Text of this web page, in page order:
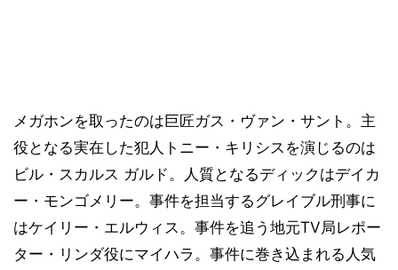
メガホンを取ったのは巨匠ガス・ヴァン・サント。主
役となる実在した犯人トニー・キリシスを演じるのは
ビル・スカルス ガルド。人質となるディックはデイカ
ー・モンゴメリー。事件を担当するグレイブル刑事に
はケイリー・エルウィス。事件を追う地元TV局レポー
ター・リンダ役にマイハラ。事件に巻き込まれる人気